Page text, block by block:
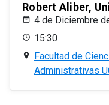
Robert Aliber,
4 de Diciembre
15:30
Facultad de
Administrativas